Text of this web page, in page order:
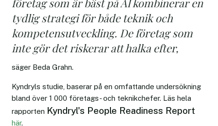
tydlig strategi för både teknik och
kompetensutveckling. De företag som
inte gör det riskerar att halka efter,
säger Beda Grahn.
Kyndryls studie, baserar på en omfattande undersökning
bland över 1 000 företags- och teknikchefer. Läs hela
rapporten Kyndryl's People Readiness Report
här.